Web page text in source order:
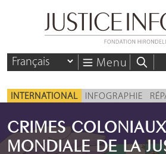
Menu
INTERNATIONAL INFOGRAPHIE
CRIMES
MONDIALE DE LA